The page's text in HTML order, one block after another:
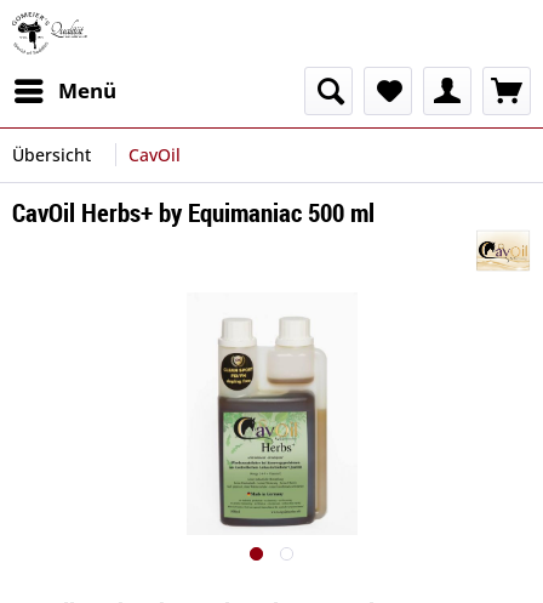
Menü
Übersicht CavOil
CavOil Herbs+ by Equimaniac 500 ml